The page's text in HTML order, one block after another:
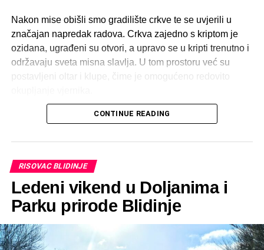
Nakon mise obišli smo gradilište crkve te se uvjerili u
značajan napredak radova. Crkva zajedno s kriptom je
ozidana, ugrađeni su otvori, a upravo se u kripti trenutno i
održavaju sveta misna slavlja. U tom prostoru već su
postavljeni oltar i klupe, čime je omogućeno redovito
U gornjem dijelu crkve u tijeku su radovi na uređenju
grijanja i izrada estriha. Posebnu pozornost privlače i već
postavljeni oslikani prozori – vitraji, koji prostoru daju
dodatnu duhovnu i estetsku vrijednost.
Posebno je važno istaknuti kako je izgrađen i zvonik na
koji su postavljena zvona, što je bio jedan od zahtjevnijih i
značajnijih zahvata unutar cijelog projekta izgradnje
crkve.
CONTINUE READING
RISOVAC BLIDINJE
Ledeni vikend u Doljanima i
Parku prirode Blidinje